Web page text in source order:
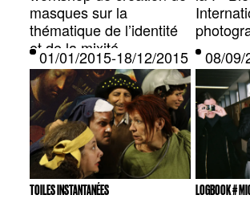
masques sur la
thématique de l’identité
et de la mixité.
01/01/2015-18/12/2015 —
TOILES INSTANTANÉES
08/
LOGBOOK #